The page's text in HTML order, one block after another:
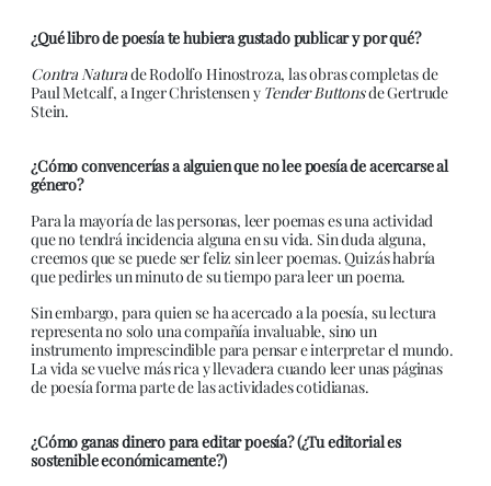
¿Qué libro de poesía te hubiera gustado publicar y por qué?
Contra Naturade Rodolfo Hinostroza, las obras completas de
Paul Metcalf, a Inger Christensen y Tender Buttonsde Gertrude
Stein.
¿Cómo convencerías a alguien que no lee poesía de acercarse al
género?
Para la mayoría de las personas, leer poemas es una actividad
que no tendrá incidencia alguna en su vida. Sin duda alguna,
creemos que se puede ser feliz sin leer poemas. Quizás habría
que pedirles un minuto de su tiempo para leer un poema.
Sin embargo, para quien se ha acercado a la poesía, su lectura
representa no solo una compañía invaluable, sino un
instrumento imprescindible para pensar e interpretar el mundo.
La vida se vuelve más rica y llevadera cuando leer unas páginas
de poesía forma parte de las actividades cotidianas.
¿Cómo ganas dinero para editar poesía? (¿Tu editorial es
sostenible económicamente?)